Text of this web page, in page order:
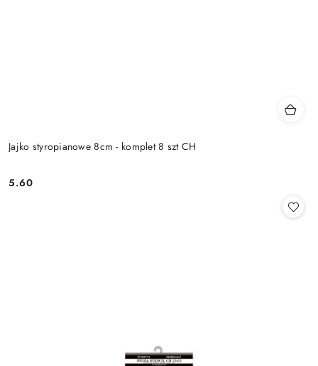
Jajko styropianowe 8cm - komplet 8 szt CH
Cena:
5.60